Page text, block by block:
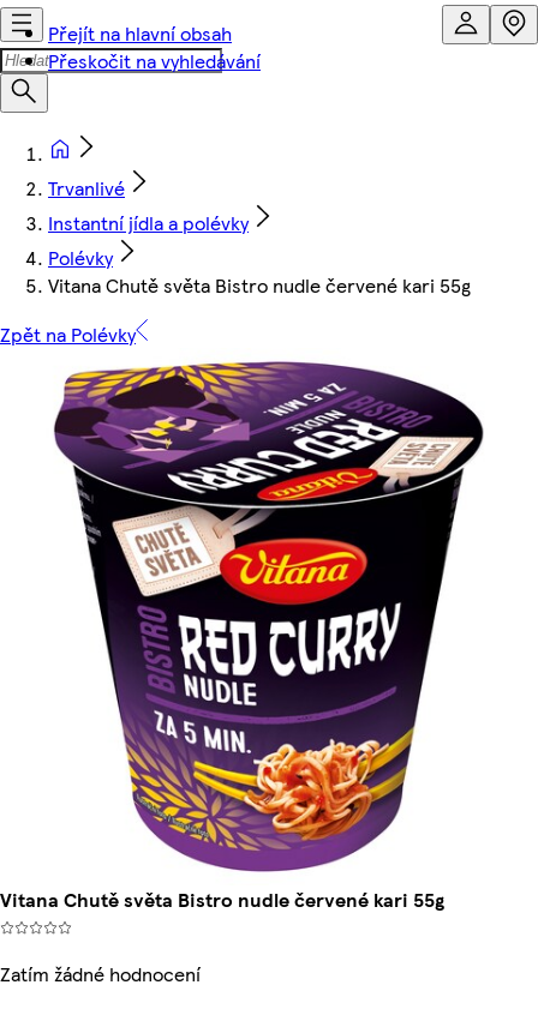
Přejít na hlavní obsah
Přeskočit na vyhledávání
Trvanlivé
Instantní jídla a polévky
Polévky
Vitana Chutě světa Bistro nudle červené kari 55g
Zpět na Polévky
Vitana Chutě světa Bistro nudle červené kari 55g
Zatím žádné hodnocení